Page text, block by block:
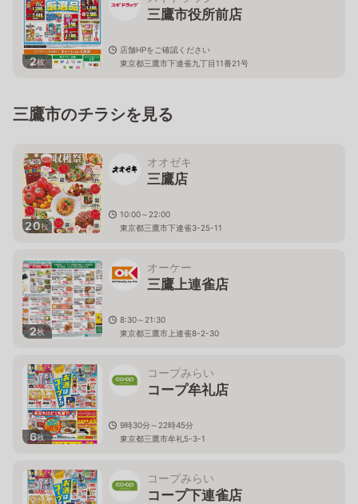
2枚
三鷹市役所前店
店舗HPをご確認ください
東京都三鷹市下連雀九丁目11番21号
三鷹市のチラシを見る
20枚
オオゼキ
三鷹店
10:00～22:00
東京都三鷹市下連雀3-25-11
2枚
オーケー
三鷹上連雀店
8:30～21:30
東京都三鷹市上連雀8-2-30
6枚
コープみらい
コープ牟礼店
9時30分～22時45分
東京都三鷹市牟礼5-3-1
コープみらい
コープ下連雀店